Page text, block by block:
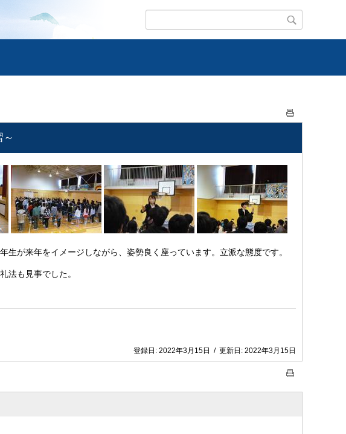
が来年をイメージしながら、姿勢良く座っています。立派な態度です。
法も見事でした。
登録日: 2022年3月15日 / 更新日: 2022年3月15日